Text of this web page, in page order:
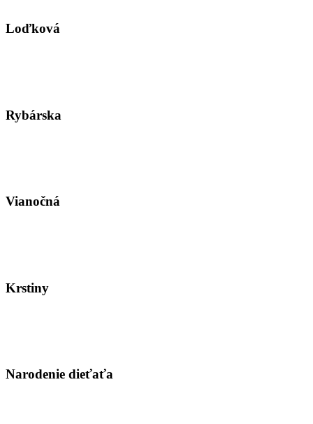
Loďková
Rybárska
Vianočná
Krstiny
Narodenie dieťaťa